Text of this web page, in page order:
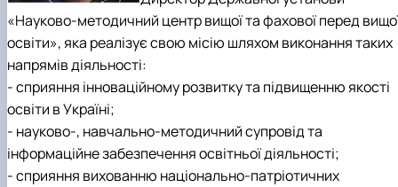
«Науково-методичний центр вищої та фахової перед
освіти», яка реалізує свою місію шляхом виконання таких
напрямів діяльності:
- сприяння інноваційному розвитку та підвищенню якості
освіти в Україні;
- науково-, навчально-методичний супровід та
інформаційне забезпечення освітньої діяльності;
- сприяння вихованню національно-патріотичних